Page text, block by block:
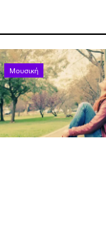
Μουσική